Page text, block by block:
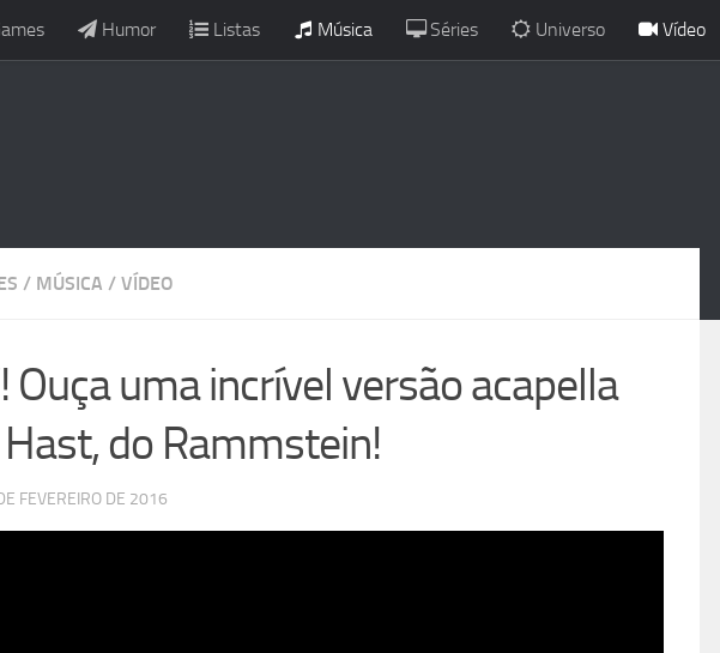
Humor Listas Música Séries Universo Vídeo
/ MÚSICA / VÍDEO
Ouça uma incrível versão acapella
do Rammstein!
FEVEREIRO DE 2016